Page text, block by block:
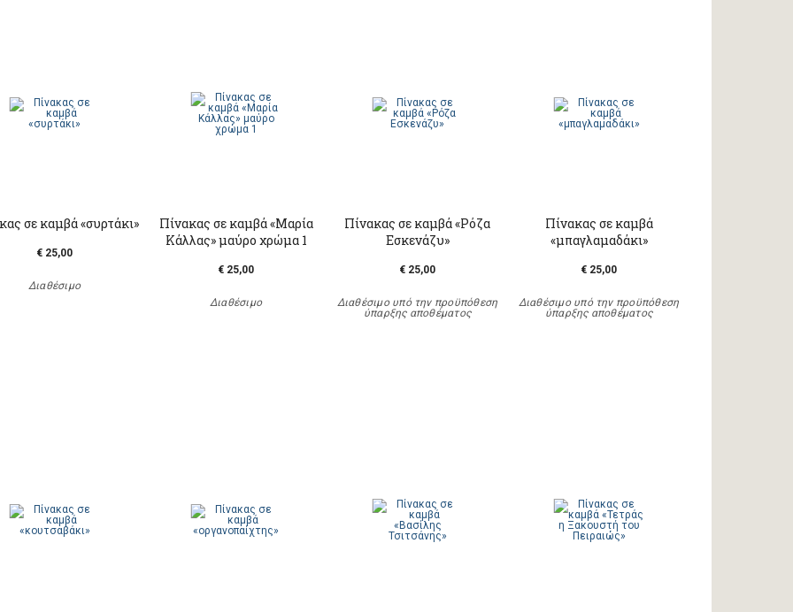
σε καμβά «συρτάκι»
€ 25,00
Διαθέσιμο
Πίνακας σε καμβά «Μαρία
Κάλλας» μαύρο χρώμα 1
€ 25,00
Διαθέσιμο
Πίνακας σε καμβά «Ρόζα
Εσκενάζυ»
€ 25,00
Διαθέσιμο υπό την προϋπόθεση
ύπαρξης αποθέματος
Πίνακας σε καμβά
«μπαγλαμαδάκι»
€ 25,00
Διαθέσιμο υπό την προϋπόθεση
ύπαρξης αποθέματος